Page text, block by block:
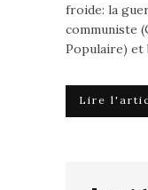
froide: la
communiste
Populaire) et
Lire